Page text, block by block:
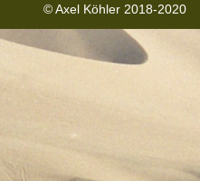
© Axel Köhler 2018-2020